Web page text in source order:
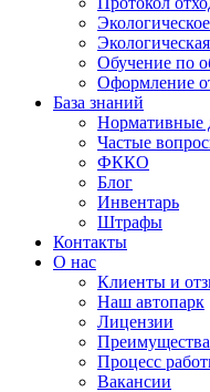
Обучение по
Оформление
База знаний
Нормативные
Частые
ФККО
Блог
Инвентарь
Штрафы
Контакты
О нас
Клиенты и
Наш автопарк
Лицензии
Преимущества
Процесс
Вакансии